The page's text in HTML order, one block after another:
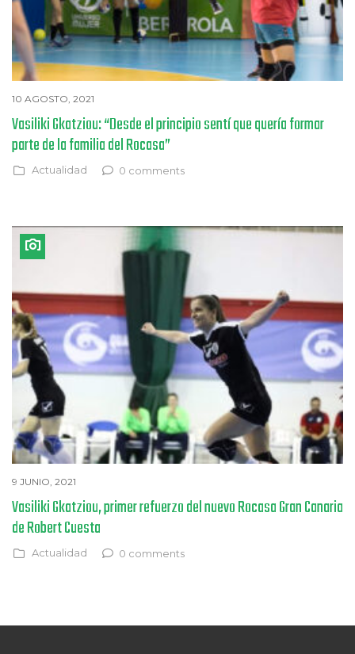
10 AGOSTO, 2021
Vasiliki Gkatziou: “Desde el principio sentí que quería formar
parte de la familia del Rocasa”
Actualidad 0 comments
9 JUNIO, 2021
Vasiliki Gkatziou, primer refuerzo del nuevo Rocasa Gran Canaria
de Robert Cuesta
Actualidad 0 comments